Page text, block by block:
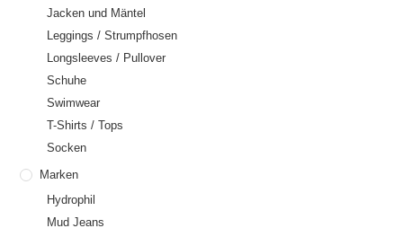
Jacken und Mäntel
Leggings / Strumpfhosen
Longsleeves / Pullover
Schuhe
Swimwear
T-Shirts / Tops
Socken
Marken
Hydrophil
Mud Jeans